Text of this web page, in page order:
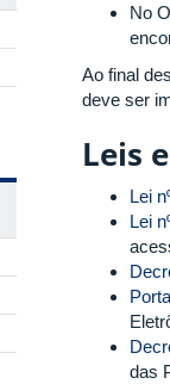
No
Ao final
deve ser
Leis
Lei
Lei
das